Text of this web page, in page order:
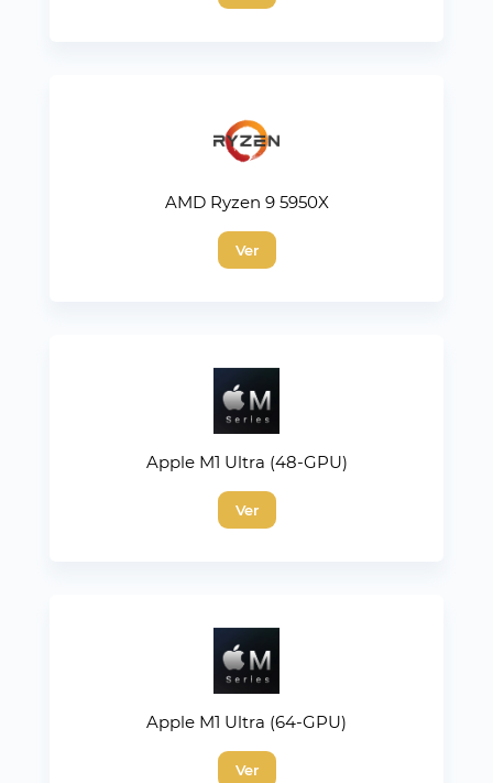
AMD Ryzen 9 5950X
Ver
Apple M1 Ultra (48-GPU)
Ver
Apple M1 Ultra (64-GPU)
Ver